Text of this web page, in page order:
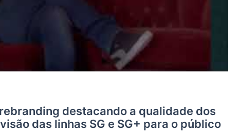
destacando a qualidade dos
das linhas SG e SG+ para o público